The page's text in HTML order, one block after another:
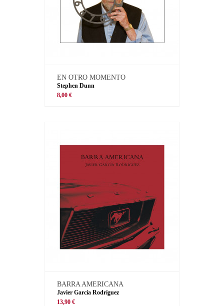
EN OTRO MOMENTO
Stephen Dunn
8,00 €
BARRA AMERICANA
Javier García Rodríguez
13,90 €